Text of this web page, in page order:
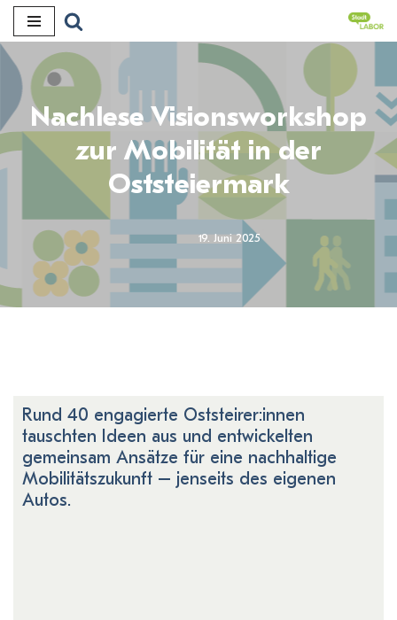
Inhalt
Nachlese Visionsworkshop
zur Mobilität in der
Oststeiermark
19. Juni 2025
Rund 40 engagierte Oststeirer:innen
tauschten Ideen aus und entwickelten
gemeinsam Ansätze für eine nachhaltige
Mobilitätszukunft – jenseits des eigenen
Autos.